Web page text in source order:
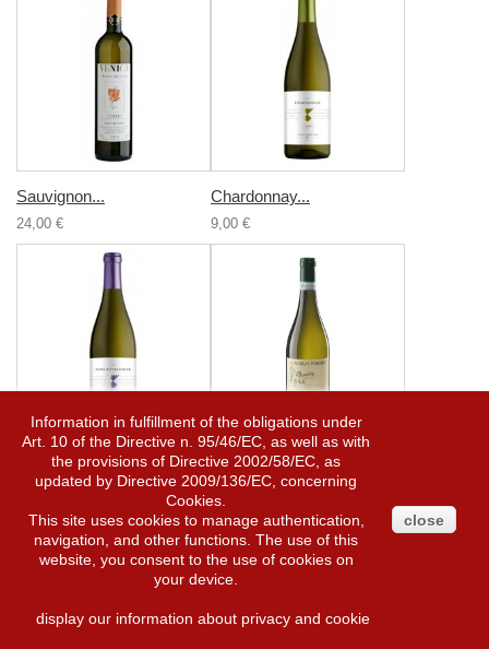
Sauvignon...
24,00 €
Chardonnay...
9,00 €
Gewürztrami...
14,00 €
Langhe...
11,00 €
Information in fulfillment of the obligations under
Art. 10 of the Directive n. 95/46/EC, as well as with
the provisions of Directive 2002/58/EC, as
updated by Directive 2009/136/EC, concerning
Cookies.
This site uses cookies to manage authentication,
navigation, and other functions. The use of this
website, you consent to the use of cookies on
your device.
display our information about privacy and cookie
close